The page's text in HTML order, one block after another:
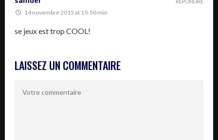
14 novembre 2015 at 1 h 50 min
se jeux est trop COOL!
RÉPONDRE
LAISSEZ UN COMMENTAIRE